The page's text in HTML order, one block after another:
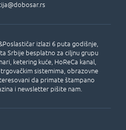
izlazi 6 puta godišnje,
Srbije besplatno za ciljnu grupu
ketering kuće, HoReCa kanal,
sistemima, obrazovne
da primate štampano
i newsletter pišite nam.